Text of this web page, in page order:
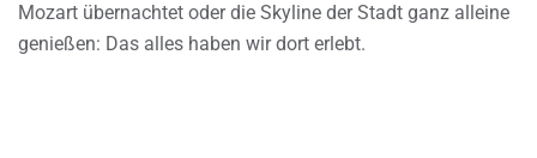
Mozart übernachtet oder die Skyline der Stadt ganz alleine
genießen: Das alles haben wir dort erlebt.